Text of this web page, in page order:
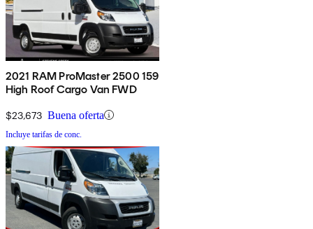
2021 RAM ProMaster 2500 159
High Roof Cargo Van FWD
$23,673 Buena oferta
Incluye tarifas de conc.